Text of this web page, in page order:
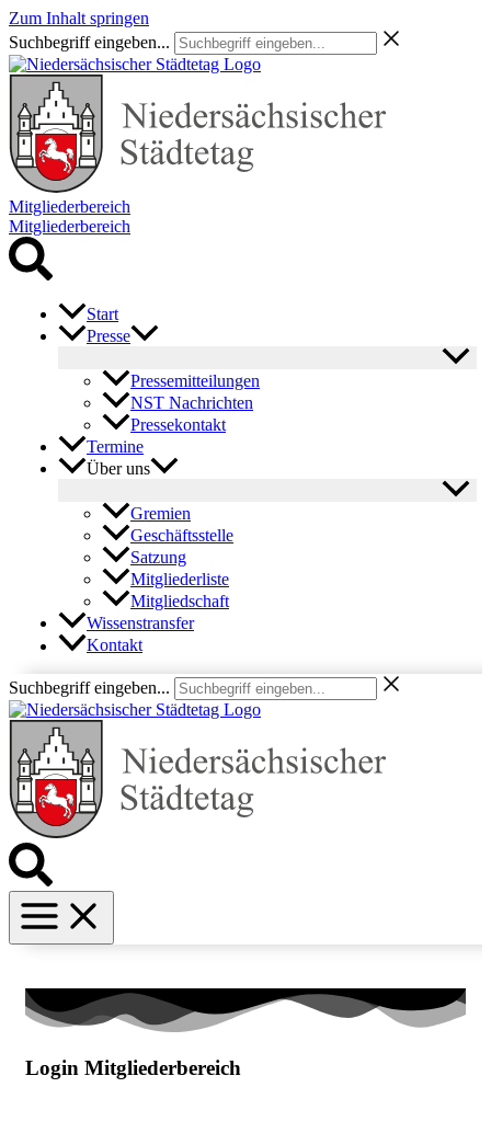
Zum Inhalt springen
Suchbegriff eingeben...
Mitgliederbereich
Mitgliederbereich
Start
Presse
Pressemitteilungen
NST Nachrichten
Pressekontakt
Termine
Über uns
Gremien
Geschäftsstelle
Satzung
Mitgliederliste
Mitgliedschaft
Wissenstransfer
Kontakt
Suchbegriff eingeben...
Login Mitglieder­bereich